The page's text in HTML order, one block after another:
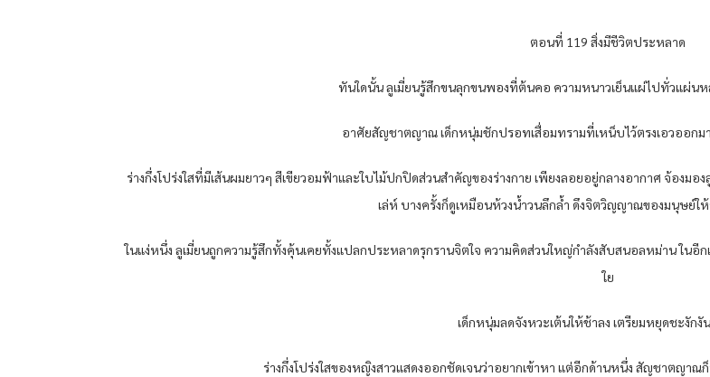
ตอนที่ 119 สิ่งมีชีวิตประหลาด
ทันใดนั้น ลูเมี่ยนรู้สึกขนลุกขนพองที่ต้นคอ ความหนาวเย็นแผ่ไปทั่วแผ่นหลั
อาศัยสัญชาตญาณ เด็กหนุ่มชักปรอทเสื่อมทรามที่เหน็บไว้ตรงเอวออกม
ร่างกึ่งโปร่งใสที่มีเส้นผมยาวๆ สีเขียวอมฟ้าและใบไม้ปกปิดส่วนสำคัญของร่างกาย เพียงลอยอยู่กลางอากาศ จ้องมอ
เล่ห์ บางครั้งก็ดูเหมือนห้วงน้ำวนลึกล้ำ ดึงจิตวิญญาณของมนุษย์ใ
ในแง่หนึ่ง ลูเมี่ยนถูกความรู้สึกทั้งคุ้นเคยทั้งแปลกประหลาดรุกรานจิตใจ ความคิดส่วนใหญ่กำลังสับสนอลหม่าน ใน
ใย
เด็กหนุ่มลดจังหวะเต้นให้ช้าลง เตรียมหยุดชะงักงั
ร่างกึ่งโปร่งใสของหญิงสาวแสดงออกชัดเจนว่าอยากเข้าหา แต่อีกด้านหนึ่ง สัญชาตญาณก็